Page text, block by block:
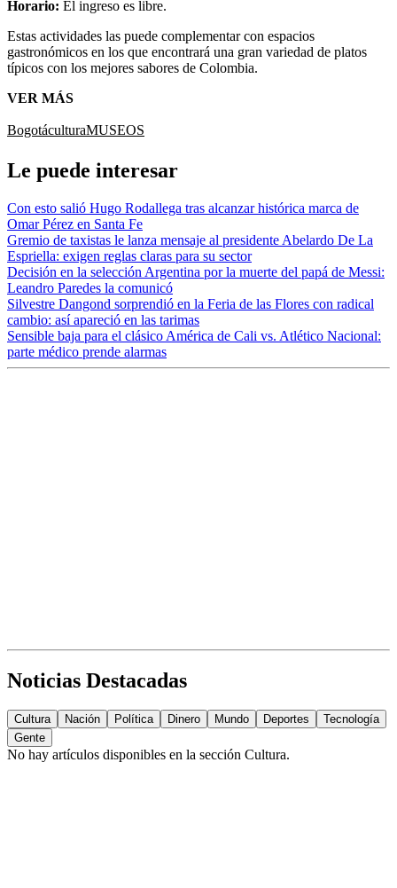
Horario: El ingreso es libre.
Estas actividades las puede complementar con espacios
gastronómicos en los que encontrará una gran variedad de platos
típicos con los mejores sabores de Colombia.
VER MÁS
BogotáculturaMUSEOS
Le puede interesar
Con esto salió Hugo Rodallega tras alcanzar histórica marca de
Omar Pérez en Santa Fe
Gremio de taxistas le lanza mensaje al presidente Abelardo De La
Espriella: exigen reglas claras para su sector
Decisión en la selección Argentina por la muerte del papá de Messi:
Leandro Paredes la comunicó
Silvestre Dangond sorprendió en la Feria de las Flores con radical
cambio: así apareció en las tarimas
Sensible baja para el clásico América de Cali vs. Atlético Nacional:
parte médico prende alarmas
Noticias Destacadas
Cultura Nación Política Dinero Mundo Deportes
Tecnología
Gente
No hay artículos disponibles en la sección Cultura.